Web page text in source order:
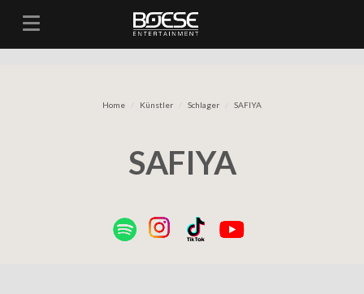
Home Künstler Schlager SAFIYA
SAFIYA